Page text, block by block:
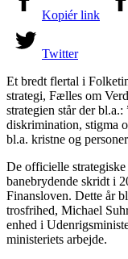
Kopiér link
Twitter
Et bredt flertal i
strategi, Fælles om
strategien står der
diskrimination, stigma
bl.a. kristne og
De officielle
banebrydende skridt i
Finansloven. Dette år
trosfrihed, Michael
enhed i
ministeriets arbejde.